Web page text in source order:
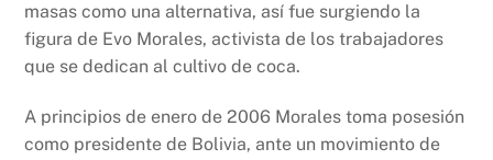
masas como una alternativa, así fue surgiendo la
figura de Evo Morales, activista de los trabajadores
que se dedican al cultivo de coca.
A principios de enero de 2006 Morales toma posesión
como presidente de Bolivia, ante un movimiento de